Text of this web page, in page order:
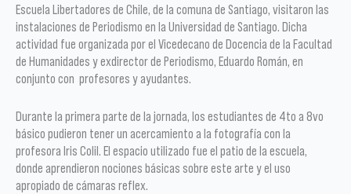
Escuela Libertadores de Chile, de la comuna de Santiago, visitaron las
instalaciones de Periodismo en la Universidad de Santiago. Dicha
actividad fue organizada por el Vicedecano de Docencia de la Facultad
de Humanidades y exdirector de Periodismo, Eduardo Román, en
conjunto con profesores y ayudantes.
Durante la primera parte de la jornada, los estudiantes de 4to a 8vo
básico pudieron tener un acercamiento a la fotografía con la
profesora Iris Colil. El espacio utilizado fue el patio de la escuela,
donde aprendieron nociones básicas sobre este arte y el uso
apropiado de cámaras reflex.